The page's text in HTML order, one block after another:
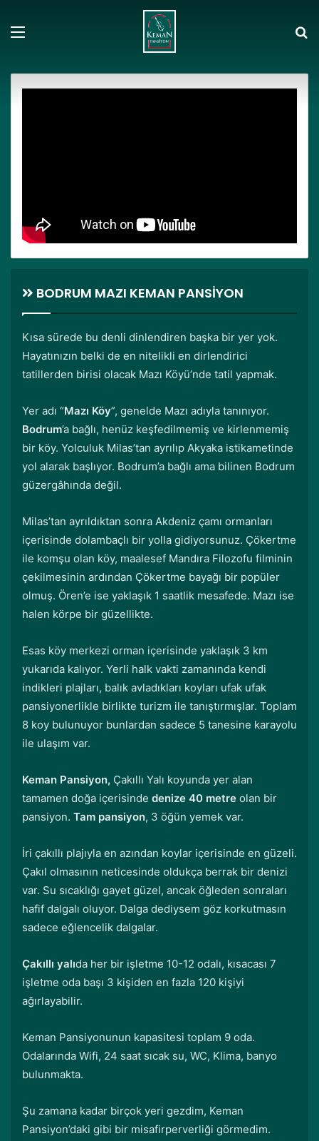
BODRUM MAZI KEMAN PANSİYON
Kısa sürede bu denli dinlendiren başka bir yer yok.
Hayatınızın belki de en nitelikli en dirlendirici
tatillerden birisi olacak Mazı Köyü’nde tatil yapmak.
Yer adı “Mazı Köy”, genelde Mazı adıyla tanınıyor.
Bodrum’a bağlı, henüz keşfedilmemiş ve kirlenmemiş
bir köy. Yolculuk Milas’tan ayrılıp Akyaka istikametinde
yol alarak başlıyor. Bodrum’a bağlı ama bilinen Bodrum
güzergâhında değil.
Milas’tan ayrıldıktan sonra Akdeniz çamı ormanları
içerisinde dolambaçlı bir yolla gidiyorsunuz. Çökertme
ile komşu olan köy, maalesef Mandıra Filozofu filminin
çekilmesinin ardından Çökertme bayağı bir popüler
olmuş. Ören’e ise yaklaşık 1 saatlik mesafede. Mazı ise
halen körpe bir güzellikte.
Esas köy merkezi orman içerisinde yaklaşık 3 km
yukarıda kalıyor. Yerli halk vakti zamanında kendi
indikleri plajları, balık avladıkları koyları ufak ufak
pansiyonerlikle birlikte turizm ile tanıştırmışlar. Toplam
8 koy bulunuyor bunlardan sadece 5 tanesine karayolu
ile ulaşım var.
Keman Pansiyon, Çakıllı Yalı koyunda yer alan
tamamen doğa içerisinde denize 40 metre olan bir
pansiyon. Tam pansiyon, 3 öğün yemek var.
İri çakıllı plajıyla en azından koylar içerisinde en güzeli.
Çakıl olmasının neticesinde oldukça berrak bir denizi
var. Su sıcaklığı gayet güzel, ancak öğleden sonraları
hafif dalgalı oluyor. Dalga dediysem göz korkutmasın
sadece eğlencelik dalgalar.
Çakıllı yalıda her bir işletme 10-12 odalı, kısacası 7
işletme oda başı 3 kişiden en fazla 120 kişiyi
ağırlayabilir.
Keman Pansiyonunun kapasitesi toplam 9 oda.
Odalarında Wifi, 24 saat sıcak su, WC, Klima, banyo
bulunmakta.
Şu zamana kadar birçok yeri gezdim, Keman
Pansiyon’daki gibi bir misafirperverliği görmedim.